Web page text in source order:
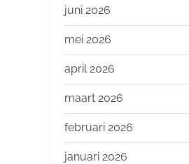
e
h
juni 2026
mei 2026
april 2026
maart 2026
februari 2026
januari 2026